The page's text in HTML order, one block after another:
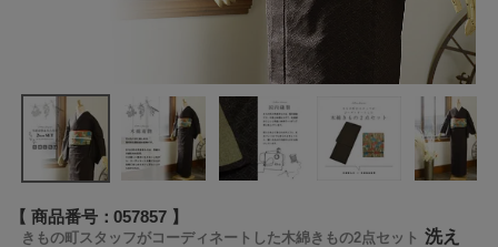
商品番号 057857
きもの町スタッフがコーディネートした木綿きもの2点セット 洗え